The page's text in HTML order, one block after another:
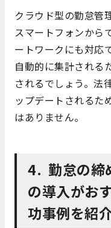
クラウド型の勤怠管
スマートフォンから
ートワークにも対応
自動的に集計される
されるでしょう。法
ップデートされるた
はありません。
4. 勤怠の締
の導入がお
功事例を紹